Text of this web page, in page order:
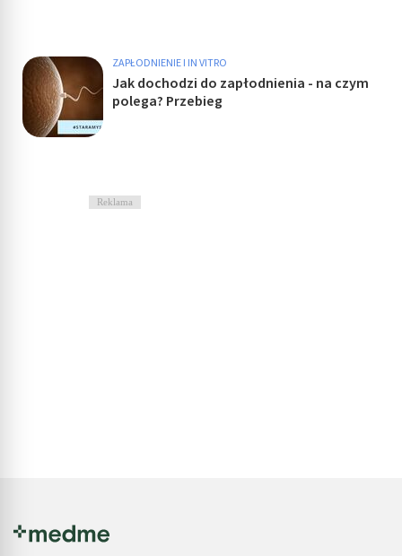
ZAPŁODNIENIE I IN VITRO
Jak dochodzi do zapłodnienia - na czym
polega? Przebieg
Reklama